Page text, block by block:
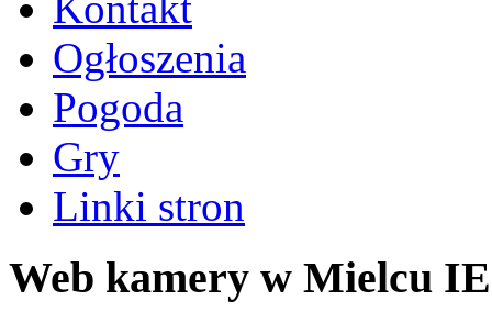
Ogłoszenia
Pogoda
Gry
Linki stron
Web kamery w Mielcu IE